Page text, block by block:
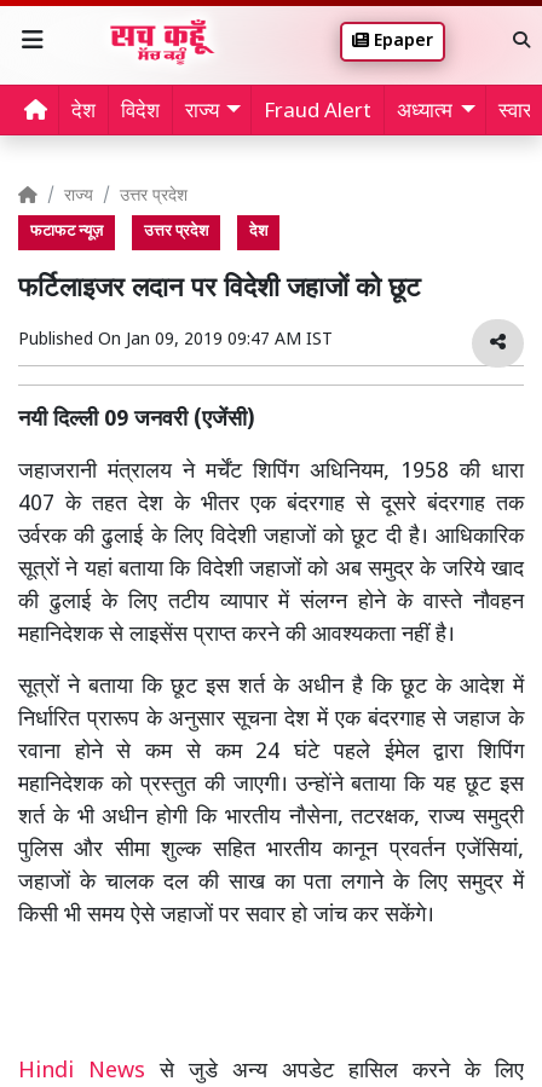
Epaper
देश विदेश राज्य Fraud Alert अध्यात्म
राज्य उत्तर प्रदेश
फटाफट न्यूज़ उत्तर प्रदेश देश
फर्टिलाइजर लदान पर विदेशी जहाजों को छूट
Published On Jan 09, 2019 09:47 AM IST
नयी दिल्ली 09 जनवरी (एजेंसी)
जहाजरानी मंत्रालय ने मर्चेंट शिपिंग अधिनियम, 1958 की धारा
407 के तहत देश के भीतर एक बंदरगाह से दूसरे बंदरगाह तक
उर्वरक की ढुलाई के लिए विदेशी जहाजों को छूट दी है। आधिकारिक
सूत्रों ने यहां बताया कि विदेशी जहाजों को अब समुद्र के जरिये खाद
की ढुलाई के लिए तटीय व्यापार में संलग्न होने के वास्ते नौवहन
महानिदेशक से लाइसेंस प्राप्त करने की आवश्यकता नहीं है।
सूत्रों ने बताया कि छूट इस शर्त के अधीन है कि छूट के आदेश में
निर्धारित प्रारूप के अनुसार सूचना देश में एक बंदरगाह से जहाज के
रवाना होने से कम से कम 24 घंटे पहले ईमेल द्वारा शिपिंग
महानिदेशक को प्रस्तुत की जाएगी। उन्होंने बताया कि यह छूट इस
शर्त के भी अधीन होगी कि भारतीय नौसेना, तटरक्षक, राज्य समुद्री
पुलिस और सीमा शुल्क सहित भारतीय कानून प्रवर्तन एजेंसियां,
जहाजों के चालक दल की साख का पता लगाने के लिए समुद्र में
किसी भी समय ऐसे जहाजों पर सवार हो जांच कर सकेंगे।
Hindi Newsसे जुडे अन्य अपडेट हासिल करने के लिए